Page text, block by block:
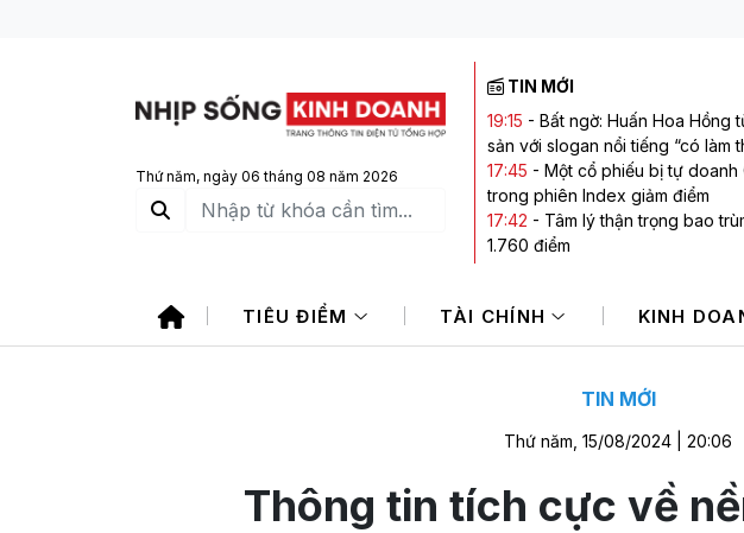
Thứ năm, ngày 06 tháng 08 năm 2026
TIN MỚI
19:15 - Bất ngờ: Huấn Hoa Hồng
sản với slogan nổi tiếng “có làm
17:45 - Một cổ phiếu bị tự
trong phiên Index giảm điểm
17:42 - Tâm lý thận trọng bao
1.760 điểm
16:44- Giá dầu tăng khi nhà
Đông
hai cổ phiếu lớn
TIÊU ĐIỂM TÀI CHÍNH KINH
TIN MỚI
Thứ năm, 15/08/2024 | 20:06
Thông tin tích cực về